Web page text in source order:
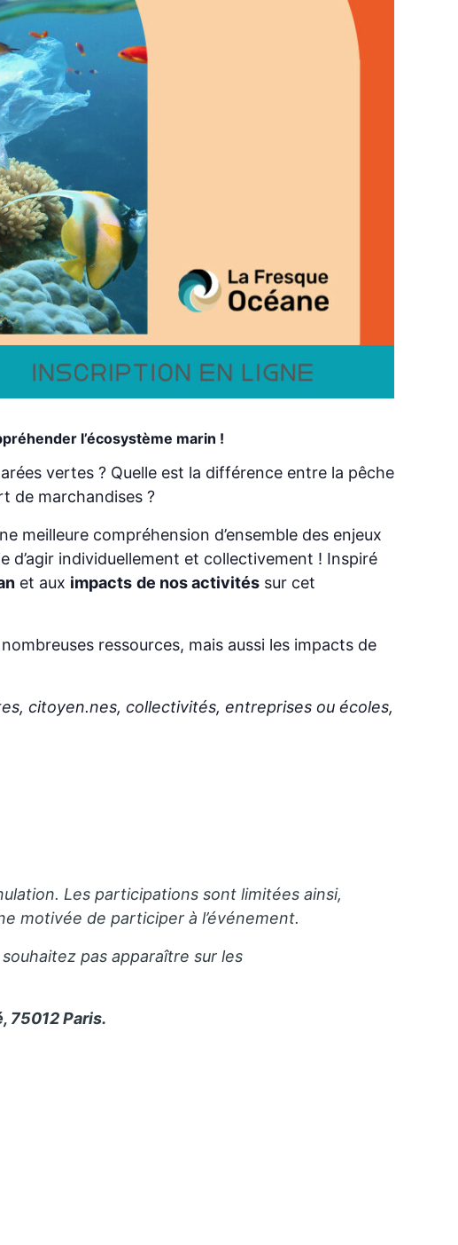
l’écosystème marin !
vertes ? Quelle est la différence entre la pêche
de marchandises ?
meilleure compréhension d’ensemble des enjeux
d’agir individuellement et collectivement ! Inspiré
et aux impacts de nos activités sur cet
ressources, mais aussi les impacts de
citoyen.nes, collectivités, entreprises ou écoles,
Les participations sont limitées ainsi,
motivée de participer à l’événement.
pas apparaître sur les
75012 Paris.